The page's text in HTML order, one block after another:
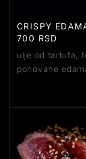
CRISPY
700 RSD
ulje od tartufa,
pohovane